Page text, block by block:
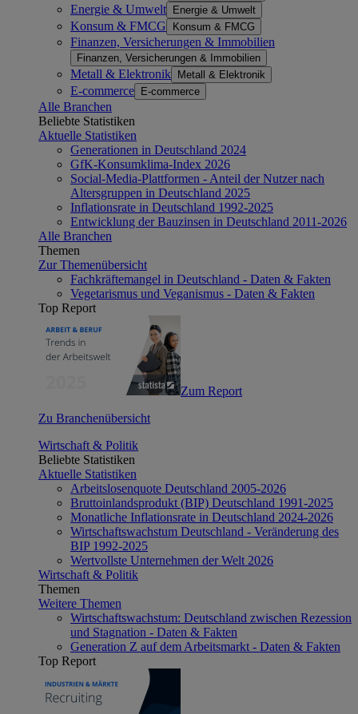
Energie & Umwelt Energie & Umwelt
Konsum & FMCG Konsum & FMCG
Finanzen, Versicherungen & Immobilien
Finanzen, Versicherungen & Immobilien
Metall & Elektronik Metall & Elektronik
E-commerce E-commerce
Alle Branchen
Beliebte Statistiken
Aktuelle Statistiken
Generationen in Deutschland 2024
GfK-Konsumklima-Index 2026
Social-Media-Plattformen - Anteil der Nutzer nach
Altersgruppen in Deutschland 2025
Inflationsrate in Deutschland 1992-2025
Entwicklung der Bauzinsen in Deutschland 2011-2026
Alle Branchen
Themen
Zur Themenübersicht
Fachkräftemangel in Deutschland - Daten & Fakten
Vegetarismus und Veganismus - Daten & Fakten
Top Report
Zum Report
Zu Branchenübersicht
Wirtschaft & Politik
Beliebte Statistiken
Aktuelle Statistiken
Arbeitslosenquote Deutschland 2005-2026
Bruttoinlandsprodukt (BIP) Deutschland 1991-2025
Monatliche Inflationsrate in Deutschland 2024-2026
Wirtschaftswachstum Deutschland - Veränderung des
BIP 1992-2025
Wertvollste Unternehmen der Welt 2026
Wirtschaft & Politik
Themen
Weitere Themen
Wirtschaftswachstum: Deutschland zwischen Rezession
und Stagnation - Daten & Fakten
Generation Z auf dem Arbeitsmarkt - Daten & Fakten
Top Report